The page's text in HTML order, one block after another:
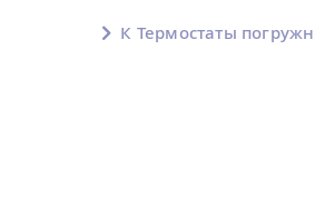
К Термостаты